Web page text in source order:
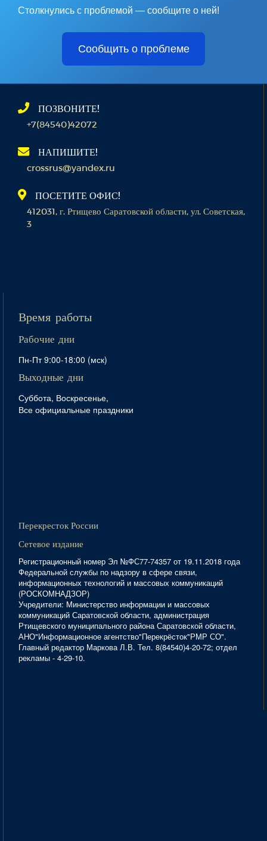
Столкнулись с проблемой — сообщите о ней!
Сообщить о проблеме
ПОЗВОНИТЕ!
+7(84540)42072
НАПИШИТЕ!
crossrus@yandex.ru
ПОСЕТИТЕ ОФИС!
412031, г. Ртищево Саратовской области, ул. Советская,
3
Время работы
Рабочие дни
Пн-Пт 9:00-18:00 (мск)
Выходные дни
Суббота, Воскресенье,
Все официальные праздники
Перекресток России
Сетевое издание
Регистрационный номер Эл №ФС77-74357 от 19.11.2018 года
Федеральной службы по надзору в сфере связи,
информационных технологий и массовых коммуникаций
(РОСКОМНАДЗОР)
Учредители: Министерство информации и массовых
коммуникаций Саратовской области, администрация
Ртищевского муниципального района Саратовской области,
АНО"Информационное агентство"Перекрёсток"РМР СО".
Главный редактор Маркова Л.В. Тел. 8(84540)4-20-72; отдел
рекламы - 4-29-10.